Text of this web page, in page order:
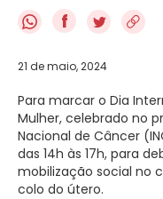
f
21 de maio, 2024
Para marcar o Dia
Mulher, celebrado no
Nacional de Câncer
das 14h às 17h, para
mobilização social no
colo do útero.